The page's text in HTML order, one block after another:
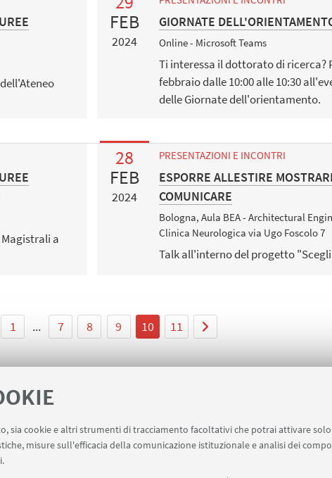
sia cookie e altri strumenti di tracciamento facoltativi che potrai attivare
misure sull'efficacia della comunicazione istituzionale e analisi dei
FEB
2024
GIORNATE
Online - Microsoft Teams
Ti interessa il dottorato di ricerca?
febbraio dalle 10:00 alle 10:30
delle Giornate dell'orientamento.
a
28
FEB
2024
PRESENTAZIONI E INCONTRI
ESPORRE ALLESTIRE
COMUNICARE
Bologna, Aula BEA - Architectural
Clinica Neurologica via Ugo Foscolo 7
Talk all'interno del progetto
1 ... 7 8 9 10 11